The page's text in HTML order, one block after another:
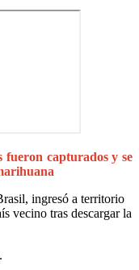
fueron capturados y se
ingresó a territorio
vecino tras descargar la